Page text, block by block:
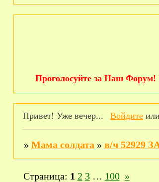
Проголосуйте за Наш Форум!
Привет! Уже вечер... Войдитеили
» Мама солдата » в/ч 52929
Страница: 1 2 3 … 100 »